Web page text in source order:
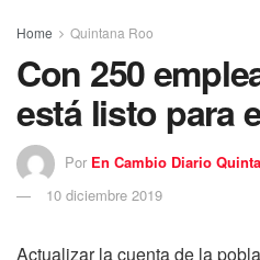
Home Quintana Roo
Con 250
está listo para
Por En Cambio Diario
10 diciembre 2019
Actualizar la cuenta de la